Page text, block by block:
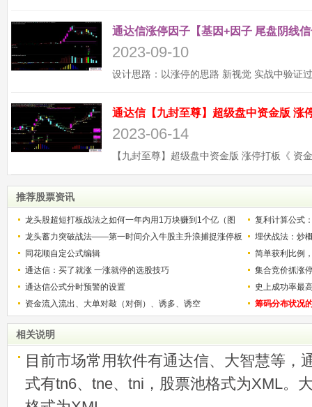
通达信涨停因子【基因+因子 尾盘阴线
2023-09-10
2023-06-14
推荐股票资讯
龙头股超短打板战法之如何一年内用1万块赚到1个亿（图
解）
复利计算公式
少？
龙头蓄力突破战法——第一时间介入牛股主升浪捕捉涨停板
的技巧（图解）
埋伏战法：炒
同花顺自定公式编辑
简单获利比例
用
通达信：买了就涨 一涨就停的选股技巧
集合竞价抓涨
通达信公式分时预警的设置
史上成功率最
称选股法宝！
资金流入流出、大单对敲（对倒）、诱多、诱空 筹码分布状况
相关说明
目前市场常用软件有通达信、大智慧等，
式有tn6、tne、tni，股票池格式为XML。